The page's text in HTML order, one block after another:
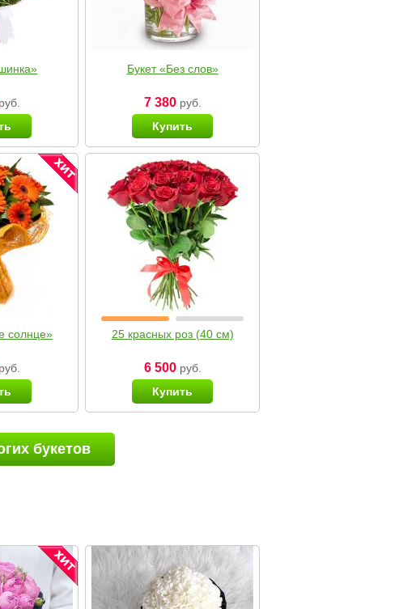
Букет «Без слов»
7 380руб.
Купить
солнце» 25 красных роз (40 см)
6 500руб.
Купить
букетов